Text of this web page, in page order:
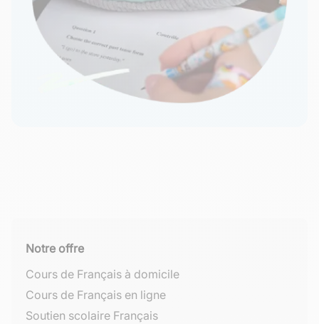
Notre offre
Cours de Français à domicile
Cours de Français en ligne
Soutien scolaire Français